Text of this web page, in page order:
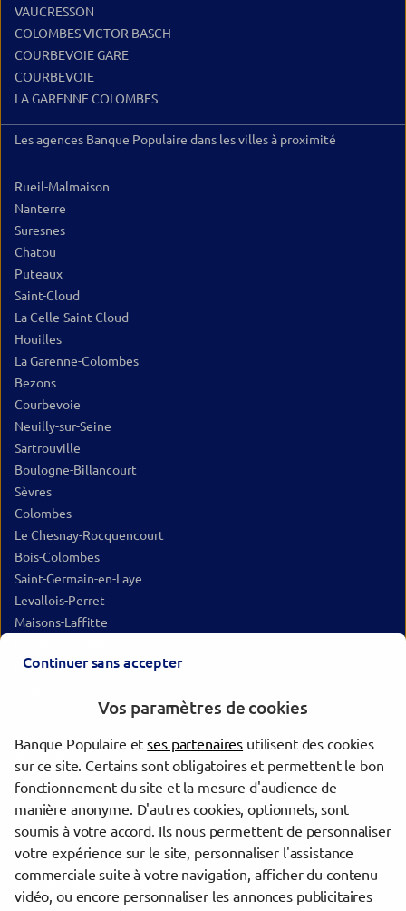
VAUCRESSON
COLOMBES VICTOR BASCH
COURBEVOIE GARE
COURBEVOIE
LA GARENNE COLOMBES
Les agences Banque Populaire dans les villes à proximité
Rueil-Malmaison
Nanterre
Suresnes
Chatou
Puteaux
Saint-Cloud
La Celle-Saint-Cloud
Houilles
La Garenne-Colombes
Bezons
Courbevoie
Neuilly-sur-Seine
Sartrouville
Boulogne-Billancourt
Sèvres
Colombes
Le Chesnay-Rocquencourt
Bois-Colombes
Saint-Germain-en-Laye
Levallois-Perret
Maisons-Laffitte
Meudon
Asnières-sur-Seine
Versailles
Gennevilliers
Vanves
Cormeilles-en-Parisis
Trouver une agence Banque Populaire
Hauts-de-Seine
Continuer sans accepter
Vos paramètres de cookies
Banque Populaire etses partenaires utilisent des cookies
sur ce site. Certains sont obligatoires et permettent le bon
fonctionnement du site et la mesure d'audience de
manière anonyme. D'autres cookies, optionnels, sont
soumis à votre accord. Ils nous permettent de personnaliser
votre expérience sur le site, personnaliser l'assistance
commerciale suite à votre navigation, afficher du contenu
vidéo, ou encore personnaliser les annonces publicitaires